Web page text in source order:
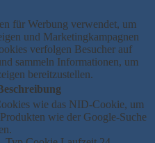
für Werbung verwendet, um
und Marketingkampagnen
verfolgen Besucher auf
sammeln Informationen, um
bereitzustellen.
wie das NID-Cookie, um
wie der Google-Suche